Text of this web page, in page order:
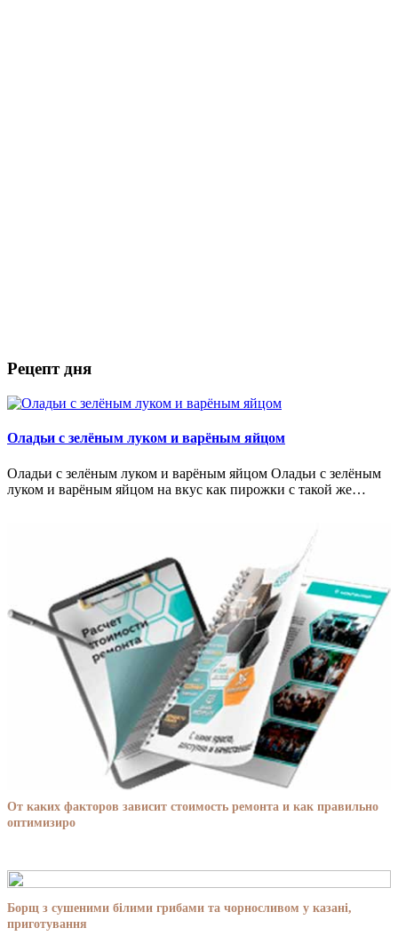
Рецепт дня
Оладьи с зелёным луком и варёным яйцом
Оладьи с зелёным луком и варёным яйцом Оладьи с зелёным
луком и варёным яйцом на вкус как пирожки с такой же…
От каких факторов зависит стоимость ремонта и как правильно
оптимизиро
Борщ з сушеними білими грибами та чорносливом у казані,
приготування